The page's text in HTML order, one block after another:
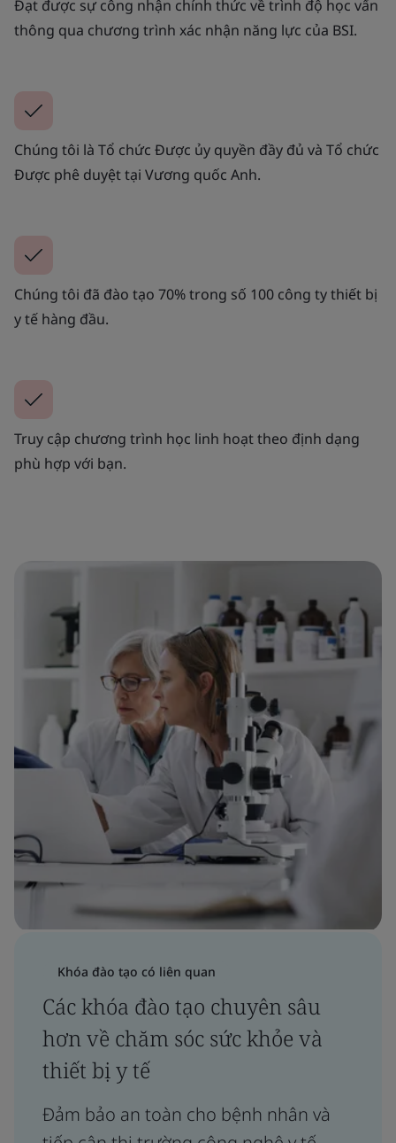
Đạt được sự công nhận chính thức về trình độ học vấn
thông qua chương trình xác nhận năng lực của BSI.
Chúng tôi là Tổ chức Được ủy quyền đầy đủ và Tổ chức
Được phê duyệt tại Vương quốc Anh.
Chúng tôi đã đào tạo 70% trong số 100 công ty thiết bị
y tế hàng đầu.
Truy cập chương trình học linh hoạt theo định dạng
phù hợp với bạn.
Khóa đào tạo có liên quan
Các khóa đào tạo chuyên sâu
hơn về chăm sóc sức khỏe và
thiết bị y tế
Đảm bảo an toàn cho bệnh nhân và